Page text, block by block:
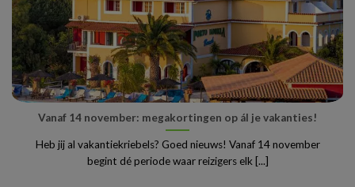
Vanaf 14 november: megakortingen op ál je vakanties!
Heb jij al vakantiekriebels? Goed nieuws! Vanaf 14 november
begint dé periode waar reizigers elk [...]